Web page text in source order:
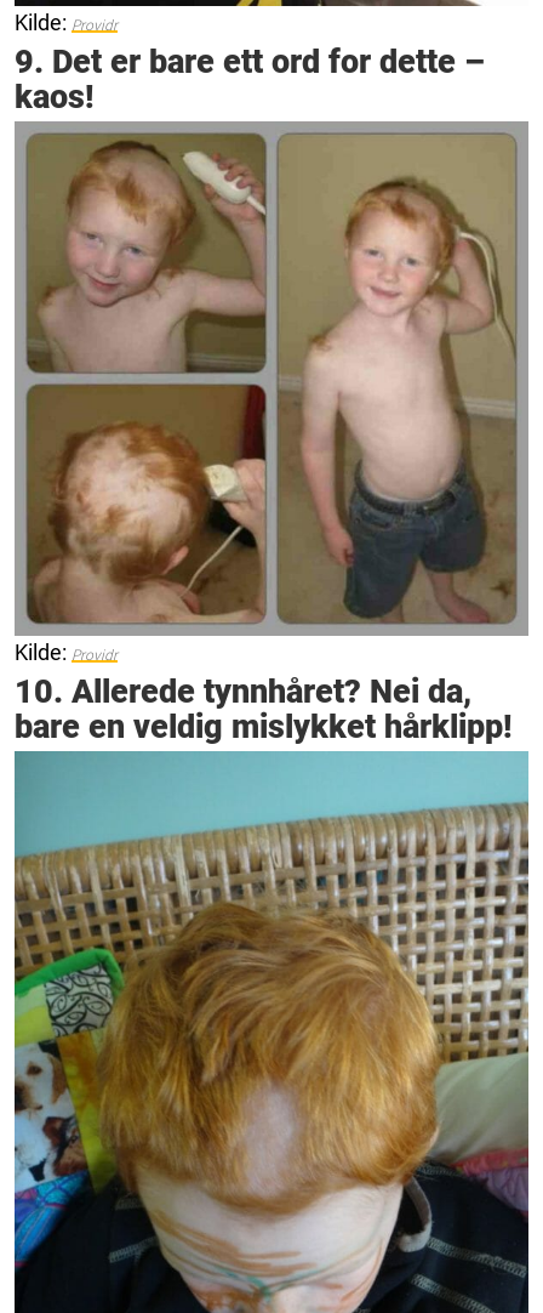
Kilde: Providr
9. Det er bare ett ord for dette –
kaos!
Kilde: Providr
10. Allerede tynnhåret? Nei da,
bare en veldig mislykket hårklipp!